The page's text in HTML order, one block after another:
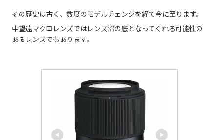
その歴史は古く、数度のモデルチェンジを経て今に至ります。
中望遠マクロレンズではレンズ沼の底となってくれる可能性の
あるレンズでもあります。